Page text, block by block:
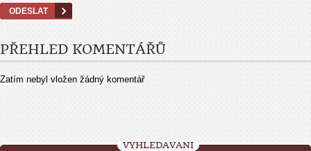
PŘEHLED KOMENTÁŘŮ
Zatím nebyl vložen žádný komentář
VYHLEDÁVÁNÍ